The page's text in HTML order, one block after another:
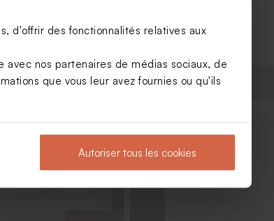
d'offrir des fonctionnalités relatives aux
nos partenaires de médias sociaux, de
que vous leur avez fournies ou qu'ils
Autoriser tous les cookies